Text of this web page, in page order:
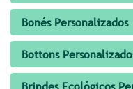
Bonés Personalizados
Bottons